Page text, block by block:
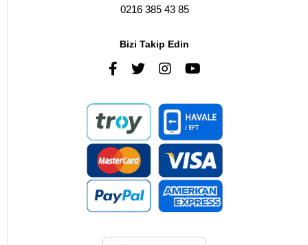
0216 385 43 85
Bizi Takip Edin